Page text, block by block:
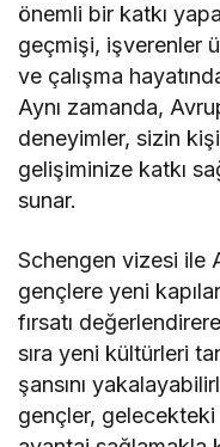
önemli bir katkı
geçmişi, işverenler
ve çalışma
Aynı zamanda,
deneyimler, sizin
gelişiminize katkı
sunar.
Schengen vizesi ile
gençlere yeni
fırsatı
sıra yeni kültürleri
şansını
gençler,